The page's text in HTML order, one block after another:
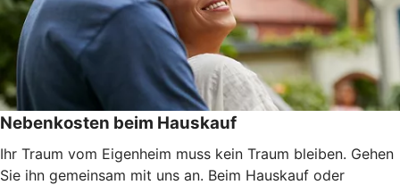
Nebenkosten beim Hauskauf
Ihr Traum vom Eigenheim muss kein Traum bleiben. Gehen
Sie ihn gemeinsam mit uns an. Beim Hauskauf oder